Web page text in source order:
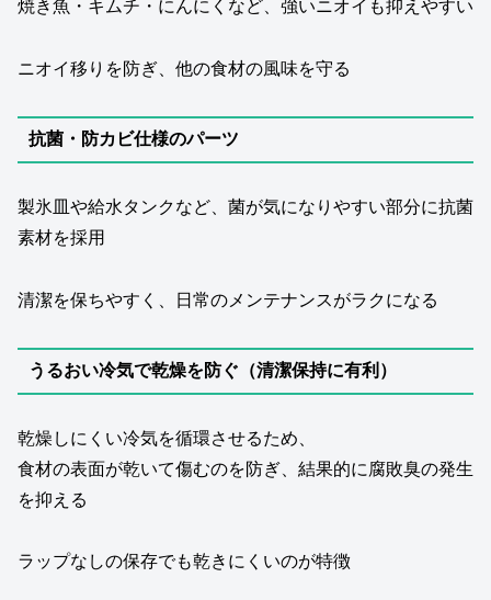
焼き魚・キムチ・にんにくなど、強いニオイも抑えやすい
ニオイ移りを防ぎ、他の食材の風味を守る
抗菌・防カビ仕様のパーツ
製氷皿や給水タンクなど、菌が気になりやすい部分に抗菌
素材を採用
清潔を保ちやすく、日常のメンテナンスがラクになる
うるおい冷気で乾燥を防ぐ（清潔保持に有利）
乾燥しにくい冷気を循環させるため、
食材の表面が乾いて傷むのを防ぎ、結果的に腐敗臭の発生
を抑える
ラップなしの保存でも乾きにくいのが特徴